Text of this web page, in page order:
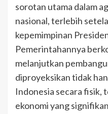
sorotan utama dalam
nasional, terlebih
kepemimpinan
Pemerintahannya
melanjutkan
diproyeksikan tidak
Indonesia secara fisik,
ekonomi yang